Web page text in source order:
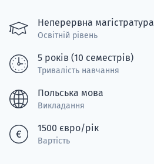
Неперервна магістратура
Освітній рівень
5 років (10 семестрів)
Тривалість навчання
Польська мова
Викладання
1500 євро/рік
Вартість